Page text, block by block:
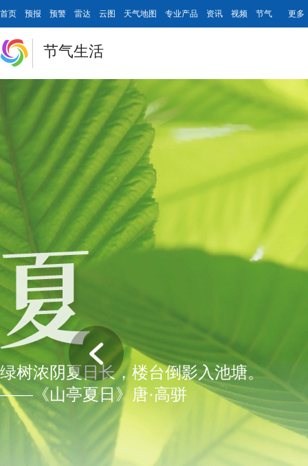
首页 预报 预警 雷达 云图 天气地图 专业产品 资讯 视频 节气 更多
节气生活
绿树浓阴夏日长，楼台倒影入池塘。
——《山亭夏日》唐·高骈